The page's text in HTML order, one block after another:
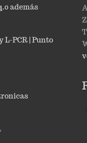
además
L-PCR | Punto